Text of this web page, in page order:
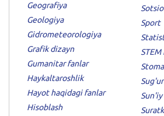
Geografiya
Geologiya
Gidrometeorologiya
Grafik dizayn
Gumanitar fanlar
Haykaltaroshlik
Hayot haqidagi fanlar
Hisoblash
Sport